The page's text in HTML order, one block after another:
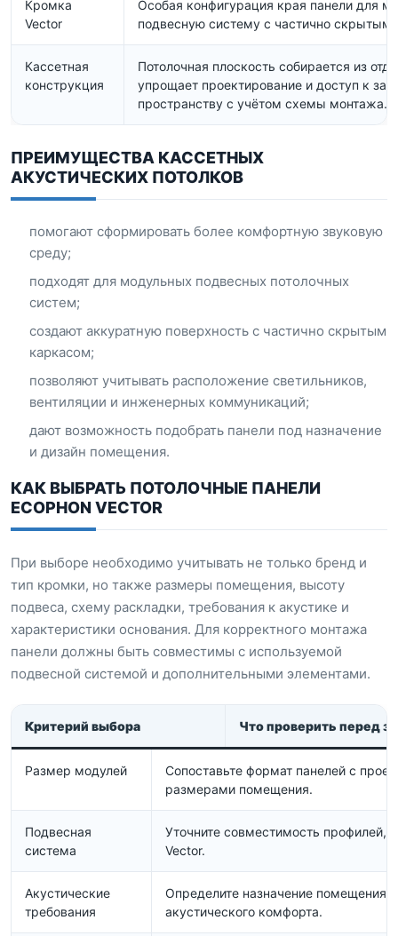
Кромка
Vector
Особая конфигурация края панели для
подвесную систему с частично скрытым
Кассетная
конструкция
Потолочная плоскость собирается из
упрощает проектирование и доступ к
пространству с учётом схемы монтажа.
ПРЕИМУЩЕСТВА КАССЕТНЫХ
АКУСТИЧЕСКИХ ПОТОЛКОВ
помогают сформировать более комфортную звуковую
среду;
подходят для модульных подвесных потолочных
систем;
создают аккуратную поверхность с частично скрытым
каркасом;
позволяют учитывать расположение светильников,
вентиляции и инженерных коммуникаций;
дают возможность подобрать панели под назначение
и дизайн помещения.
КАК ВЫБРАТЬ ПОТОЛОЧНЫЕ ПАНЕЛИ
ECOPHON VECTOR
При выборе необходимо учитывать не только бренд и
тип кромки, но также размеры помещения, высоту
подвеса, схему раскладки, требования к акустике и
характеристики основания. Для корректного монтажа
панели должны быть совместимы с используемой
подвесной системой и дополнительными элементами.
Критерий выбора Что проверить перед
Размер модулей
Сопоставьте формат панелей с
размерами помещения.
Подвесная
система
Уточните совместимость профилей,
Vector.
Акустические
требования
Определите назначение помещения
акустического комфорта.